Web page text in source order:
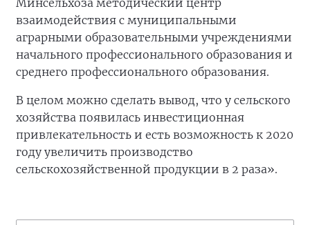
Минсельхоза методический центр
взаимодействия с муниципальными
аграрными образовательными учреждениями
начального профессионального образования и
среднего профессионального образования.
В целом можно сделать вывод, что у сельского
хозяйства появилась инвестиционная
привлекательность и есть возможность к 2020
году увеличить производство
сельскохозяйственной продукции в 2 раза».